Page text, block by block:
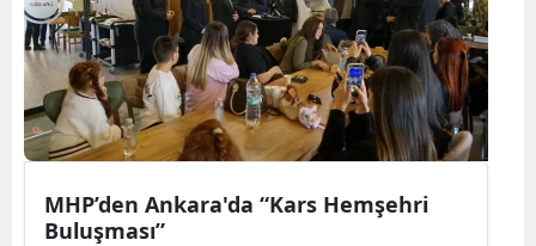
MHP’den Ankara'da “Kars Hemşehri
Buluşması”